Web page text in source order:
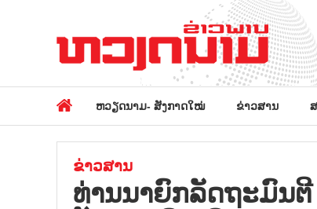
ຫວຽດນາມ- ສັງກາດໃໝ່ ຂ່າວສານ
ຂ່າວສານ
ທ່ານນາຍົກລັດຖະມົນ